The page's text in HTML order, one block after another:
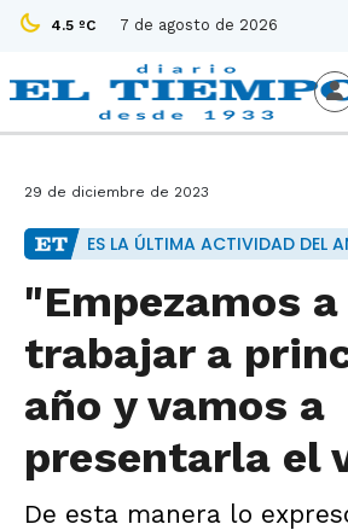
4.5 ºC 7 de agosto de 2026
29 de diciembre de 2023
ES LA ÚLTIMA ACTIVIDAD DEL
"Empezamos a
trabajar a
año y vamos a
presentarla el
De esta manera lo